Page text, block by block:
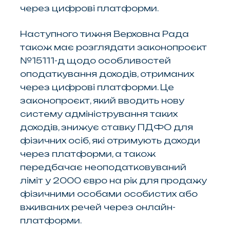
через цифрові платформи.
Наступного тижня Верховна Рада
також має розглядати законопроєкт
№15111-д щодо особливостей
оподаткування доходів, отриманих
через цифрові платформи. Це
законопроєкт, який вводить нову
систему адміністрування таких
доходів, знижує ставку ПДФО для
фізичних осіб, які отримують доходи
через платформи, а також
передбачає неоподатковуваний
ліміт у 2000 євро на рік для продажу
фізичними особами особистих або
вживаних речей через онлайн-
платформи.